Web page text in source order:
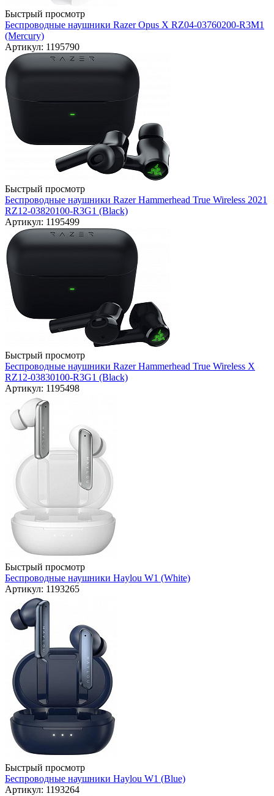
Быстрый просмотр
Беспроводные наушники Razer Opus X RZ04-03760200-R3M1
(Mercury)
Артикул: 1195790
Быстрый просмотр
Беспроводные наушники Razer Hammerhead True Wireless 2021
RZ12-03820100-R3G1 (Black)
Артикул: 1195499
Быстрый просмотр
Беспроводные наушники Razer Hammerhead True Wireless X
RZ12-03830100-R3G1 (Black)
Артикул: 1195498
Быстрый просмотр
Беспроводные наушники Haylou W1 (White)
Артикул: 1193265
Быстрый просмотр
Беспроводные наушники Haylou W1 (Blue)
Артикул: 1193264